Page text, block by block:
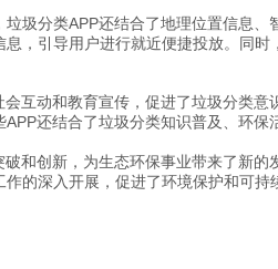
圾分类APP还结合了地理位置信息
息，引导用户进行就近便捷投放。同
互动和教育宣传，促进了垃圾分类
还结合了垃圾分类知识普及、环
破和创新，为生态环保事业带来了新
作的深入开展，促进了环境保护和可